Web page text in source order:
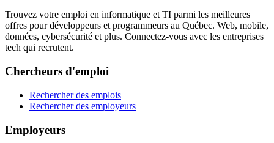
Trouvez votre emploi en informatique et TI parmi les meilleures
offres pour développeurs et programmeurs au Québec. Web, mobile,
données, cybersécurité et plus. Connectez-vous avec les entreprises
tech qui recrutent.
Chercheurs d'emploi
Rechercher des emplois
Rechercher des employeurs
Employeurs